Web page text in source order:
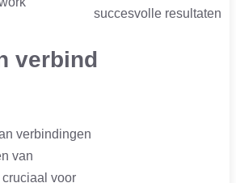
succesvolle resultaten
verbind
verbindingen
van
voor